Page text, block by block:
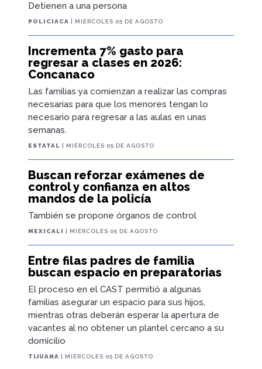
Detienen a una persona
POLICIACA | MIÉRCOLES 05 DE AGOSTO
Incrementa 7% gasto para
regresar a clases en 2026:
Concanaco
Las familias ya comienzan a realizar las compras
necesarias para que los menores tengan lo
necesario para regresar a las aulas en unas
semanas.
ESTATAL | MIÉRCOLES 05 DE AGOSTO
Buscan reforzar exámenes de
control y confianza en altos
mandos de la policía
También se propone órganos de control
MEXICALI | MIÉRCOLES 05 DE AGOSTO
Entre filas padres de familia
buscan espacio en preparatorias
El proceso en el CAST permitió a algunas
familias asegurar un espacio para sus hijos,
mientras otras deberán esperar la apertura de
vacantes al no obtener un plantel cercano a su
domicilio
TIJUANA | MIÉRCOLES 05 DE AGOSTO